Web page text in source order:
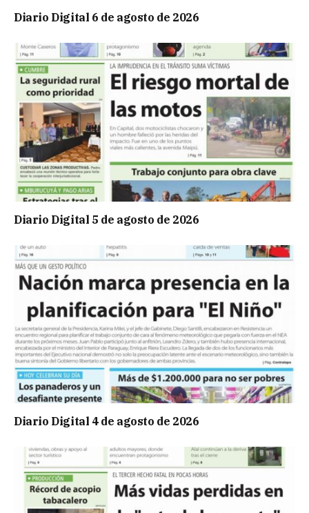
Diario Digital 6 de agosto de 2026
Diario Digital 5 de agosto de 2026
Diario Digital 4 de agosto de 2026